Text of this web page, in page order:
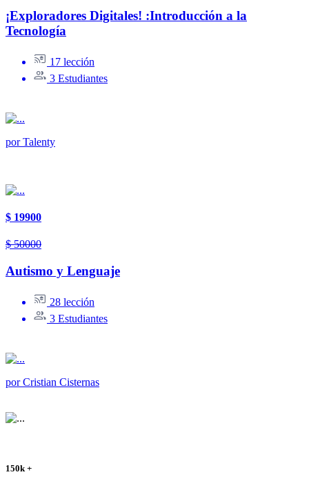
¡Exploradores Digitales! :Introducción a la
Tecnología
17 lección
3 Estudiantes
porTalenty
$ 19900
$ 50000
Autismo y Lenguaje
28 lección
3 Estudiantes
porCristian Cisternas
150k +